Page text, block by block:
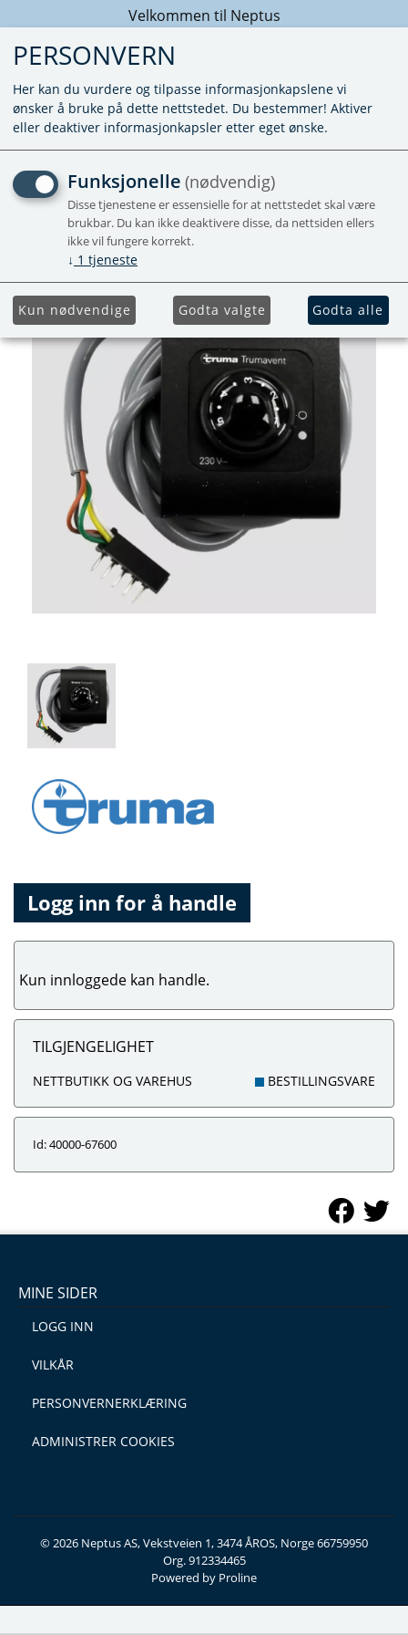
Velkommen til Neptus
MANØVERPANEL SORT
TN2/3 KABEL 1,5M
Forhåndsbestill
Logg inn for å handle
Kun innloggede kan handle.
TILGJENGELIGHET
NETTBUTIKK OG VAREHUS BESTILLINGSVARE
Id: 40000-67600
MINE SIDER
LOGG INN
VILKÅR
PERSONVERNERKLÆRING
ADMINISTRER COOKIES
© 2026 Neptus AS, Vekstveien 1, 3474 ÅROS, Norge 66759950
Org. 912334465
Powered by Proline
PERSONVERN
Her kan du vurdere og tilpasse informasjonkapslene vi
ønsker å bruke på dette nettstedet. Du bestemmer! Aktiver
eller deaktiver informasjonkapsler etter eget ønske.
Funksjonelle (nødvendig)
Disse tjenestene er essensielle for at nettstedet skal være
brukbar. Du kan ikke deaktivere disse, da nettsiden ellers
ikke vil fungere korrekt.
↓ 1 tjeneste
Kun nødvendige Godta valgte Godta alle